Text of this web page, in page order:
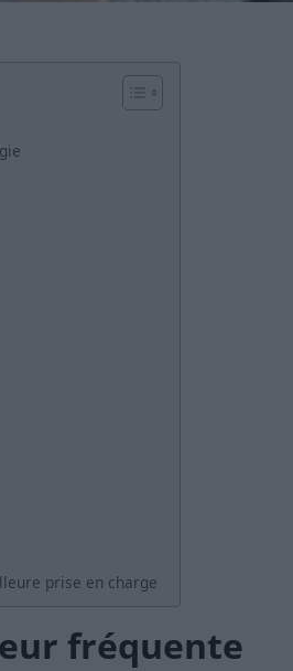
prise en charge
fréquente